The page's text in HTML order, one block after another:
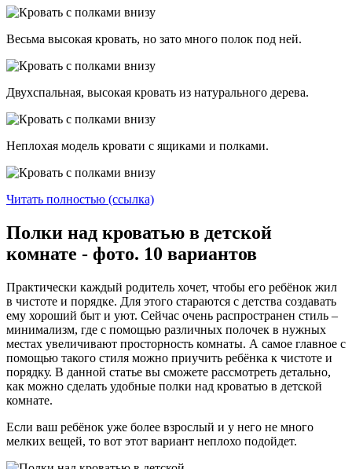
Весьма высокая кровать, но зато много полок под ней.
Двухспальная, высокая кровать из натурального дерева.
Неплохая модель кровати с ящиками и полками.
Читать полностью (ссылка)
Полки над кроватью в детской
комнате - фото. 10 вариантов
Практически каждый родитель хочет, чтобы его ребёнок жил
в чистоте и порядке. Для этого стараются с детства создавать
ему хороший быт и уют. Сейчас очень распространен стиль –
минимализм, где с помощью различных полочек в нужных
местах увеличивают просторность комнаты. А самое главное с
помощью такого стиля можно приучить ребёнка к чистоте и
порядку. В данной статье вы сможете рассмотреть детально,
как можно сделать удобные полки над кроватью в детской
комнате.
Если ваш ребёнок уже более взрослый и у него не много
мелких вещей, то вот этот вариант неплохо подойдет.